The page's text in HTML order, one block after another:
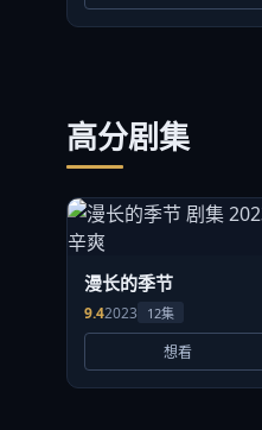
高分剧集
漫长的季节
9.42023 12集
想看